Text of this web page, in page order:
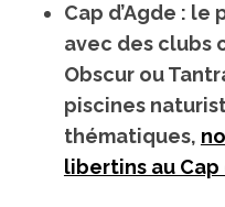
Cap d’Agde : le
avec des clubs
Obscur ou
piscines
thématiques,
libertins au Cap